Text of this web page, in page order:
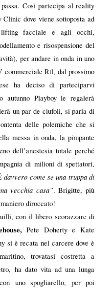
Così partecipa al reality
dove viene sottoposta ad
facciale e agli occhi,
e risospensione del
per andare in onda in uno
commerciale Rtl, dal prossimo
ha deciso di parteciparvi
autunno Playboy le regalerà
un par de ciufoli, si parla di
delle polemiche che si
messa in onda, la pimpante
dell’anestesia totale perché
di milioni di spettatori,
davvero come se una truppa di
vecchia casa”. Brigitte, più
diroccato!
con il libero scorazzare di
Pete Doherty e Kate
si è recata nel carcere dove è
trovatasi costretta a
ha dato vita ad una lunga
uno spogliarello, per poi